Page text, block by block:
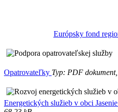
Európsky fond
Opatrovateľky Typ: PDF
Energetických služieb v obci Jasenie